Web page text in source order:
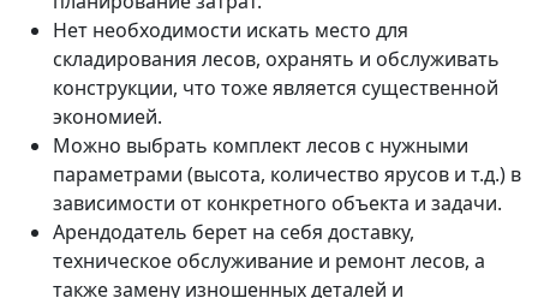
Нет необходимости искать место для
складирования лесов, охранять и обслуживать
конструкции, что тоже является существенной
экономией.
Можно выбрать комплект лесов с нужными
параметрами (высота, количество ярусов и т.д.) в
зависимости от конкретного объекта и задачи.
Арендодатель берет на себя доставку,
техническое обслуживание и ремонт лесов, а
также замену изношенных деталей и